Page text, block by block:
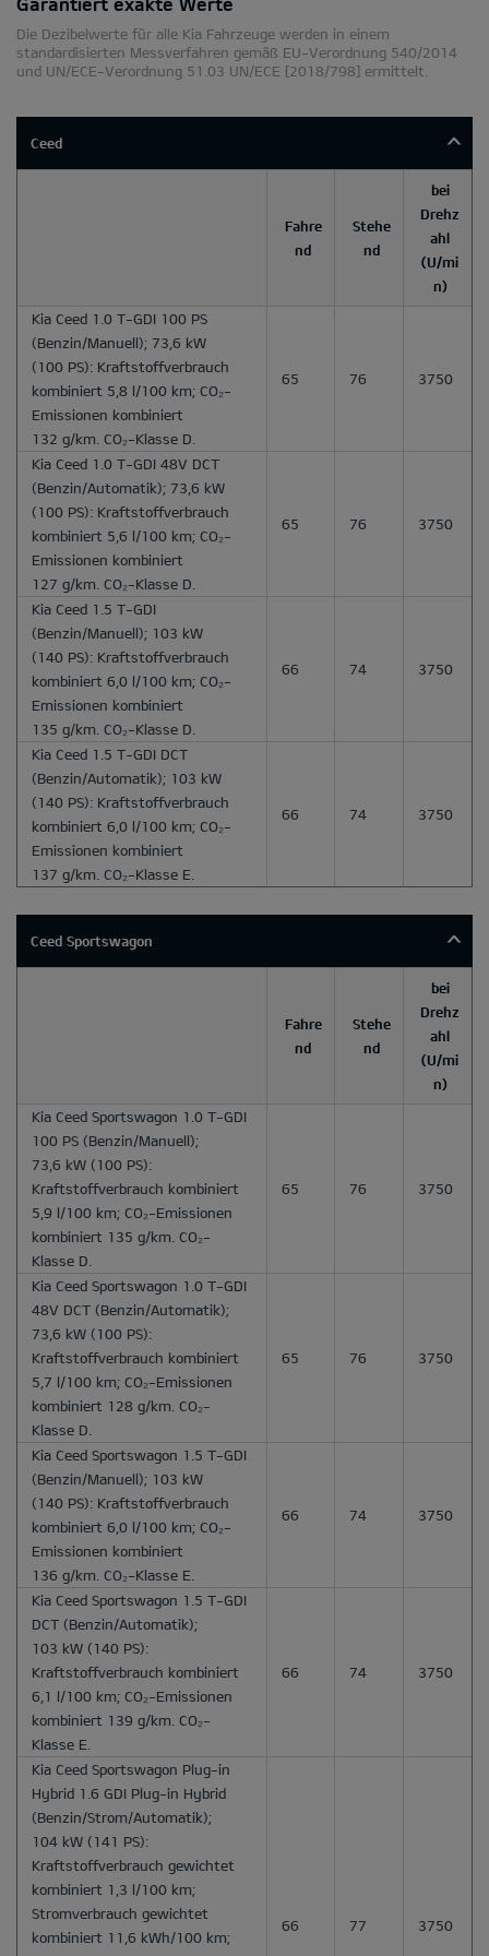
Die Dezibelwerte für alle Kia Fahrzeuge werden in einem
standardisierten Messverfahren gemäß EU-Verordnung 540/2014
und UN/ECE-Verordnung 51.03 UN/ECE [2018/798] ermittelt.
Ceed
Fahre
nd
Stehe
nd
bei
Drehz
ahl
(U/mi
n)
Kia Ceed 1.0 T-GDI 100 PS
(Benzin/Manuell); 73,6 kW
(100 PS): Kraftstoffverbrauch
kombiniert 5,8 l/100 km; CO₂-
Emissionen kombiniert
132 g/km. CO₂-Klasse D.
65 76 3750
Kia Ceed 1.0 T-GDI 48V DCT
(Benzin/Automatik); 73,6 kW
(100 PS): Kraftstoffverbrauch
kombiniert 5,6 l/100 km; CO₂-
Emissionen kombiniert
127 g/km. CO₂-Klasse D.
65 76 3750
Kia Ceed 1.5 T-GDI
(Benzin/Manuell); 103 kW
(140 PS): Kraftstoffverbrauch
kombiniert 6,0 l/100 km; CO₂-
Emissionen kombiniert
135 g/km. CO₂-Klasse D.
66 74 3750
Kia Ceed 1.5 T-GDI DCT
(Benzin/Automatik); 103 kW
(140 PS): Kraftstoffverbrauch
kombiniert 6,0 l/100 km; CO₂-
Emissionen kombiniert
137 g/km. CO₂-Klasse E.
66 74 3750
Ceed Sportswagon
Fahre
nd
Stehe
nd
bei
Drehz
ahl
(U/mi
n)
Kia Ceed Sportswagon 1.0 T-GDI
100 PS (Benzin/Manuell);
73,6 kW (100 PS):
Kraftstoffverbrauch kombiniert
5,9 l/100 km; CO₂-Emissionen
kombiniert 135 g/km. CO₂-
Klasse D.
65 76 3750
Kia Ceed Sportswagon 1.0 T-GDI
48V DCT (Benzin/Automatik);
73,6 kW (100 PS):
Kraftstoffverbrauch kombiniert
5,7 l/100 km; CO₂-Emissionen
kombiniert 128 g/km. CO₂-
Klasse D.
65 76 3750
Kia Ceed Sportswagon 1.5 T-GDI
(Benzin/Manuell); 103 kW
(140 PS): Kraftstoffverbrauch
kombiniert 6,0 l/100 km; CO₂-
Emissionen kombiniert
136 g/km. CO₂-Klasse E.
66 74 3750
Kia Ceed Sportswagon 1.5 T-GDI
DCT (Benzin/Automatik);
103 kW (140 PS):
Kraftstoffverbrauch kombiniert
6,1 l/100 km; CO₂-Emissionen
kombiniert 139 g/km. CO₂-
Klasse E.
66 74 3750
Kia Ceed Sportswagon Plug-in
Hybrid 1.6 GDI Plug-in Hybrid
(Benzin/Strom/Automatik);
104 kW (141 PS):
Kraftstoffverbrauch gewichtet
kombiniert 1,3 l/100 km;
Stromverbrauch gewichtet
kombiniert 11,6 kWh/100 km;
66 77 3750